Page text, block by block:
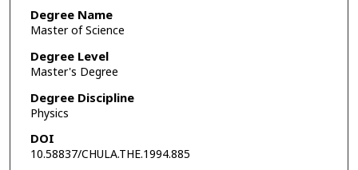
Degree Name
Master of Science
Degree Level
Master's Degree
Degree Discipline
Physics
DOI
10.58837/CHULA.THE.1994.885